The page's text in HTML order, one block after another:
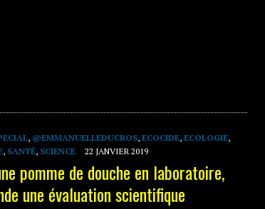
, @EMMANUELLEDUCROS, ECOCIDE, ECOLOGIE,
, SANTÉ, SCIENCE 22 JANVIER 2019
pomme de douche en laboratoire,
une évaluation scientifique